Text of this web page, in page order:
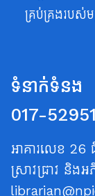
គ្រប់គ្រងរបស់ម
ទំនាក់ទំនង
017-
អាគារលេខ 26
ស្រាវជ្រាវ និងអ